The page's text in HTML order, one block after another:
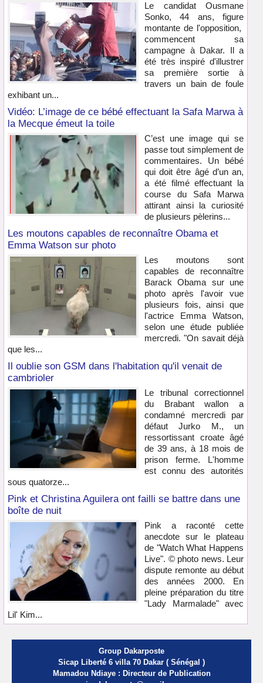
Le candidat Ousmane
Sonko, 44 ans, figure
montante de l'opposition,
commencent sa
campagne à Dakar. Il a
été très inspiré d'illustrer
sa première sortie à
travers un bain de foule
exhibant un...
Vidéo: L’image de ce bébé effectuant la Safa Marwa à
la Mecque émeut la toile
C’est une image qui se
passe tout simplement de
commentaires. Un bébé
qui doit être âgé d’un an,
a été filmé effectuant la
course du Safa Marwa
attirant ainsi la curiosité
de plusieurs pèlerins...
Les moutons capables de reconnaître Obama et
Emma Watson sur photo
Les moutons sont
capables de reconnaître
Barack Obama sur une
photo après l'avoir vue
plusieurs fois, ainsi que
l'actrice Emma Watson,
selon une étude publiée
mercredi. "On savait déjà
que les...
Il oublie son GSM dans l'habitation qu'il venait de
cambrioler
Le tribunal correctionnel
du Brabant wallon a
condamné mercredi par
défaut Jurko M., un
ressortissant croate âgé
de 39 ans, à 18 mois de
prison ferme. L'homme
est connu des autorités
sous quatorze...
Pink et Christina Aguilera ont failli se battre dans une
boîte de nuit
Pink a raconté cette
anecdote sur le plateau
de "Watch What Happens
Live". © photo news. Leur
dispute remonte au début
des années 2000. En
pleine préparation du titre
"Lady Marmalade" avec
Lil' Kim...
Group Dakarposte
Sicap Liberté 6 villa 70 Dakar ( Sénégal )
Mamadou Ndiaye : Directeur de Publication